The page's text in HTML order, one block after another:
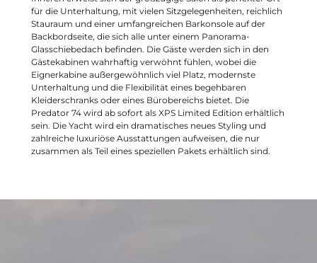
für die Unterhaltung, mit vielen Sitzgelegenheiten, reichlich
Stauraum und einer umfangreichen Barkonsole auf der
Backbordseite, die sich alle unter einem Panorama-
Glasschiebedach befinden. Die Gäste werden sich in den
Gästekabinen wahrhaftig verwöhnt fühlen, wobei die
Eignerkabine außergewöhnlich viel Platz, modernste
Unterhaltung und die Flexibilität eines begehbaren
Kleiderschranks oder eines Bürobereichs bietet. Die
Predator 74 wird ab sofort als XPS Limited Edition erhältlich
sein. Die Yacht wird ein dramatisches neues Styling und
zahlreiche luxuriöse Ausstattungen aufweisen, die nur
zusammen als Teil eines speziellen Pakets erhältlich sind.